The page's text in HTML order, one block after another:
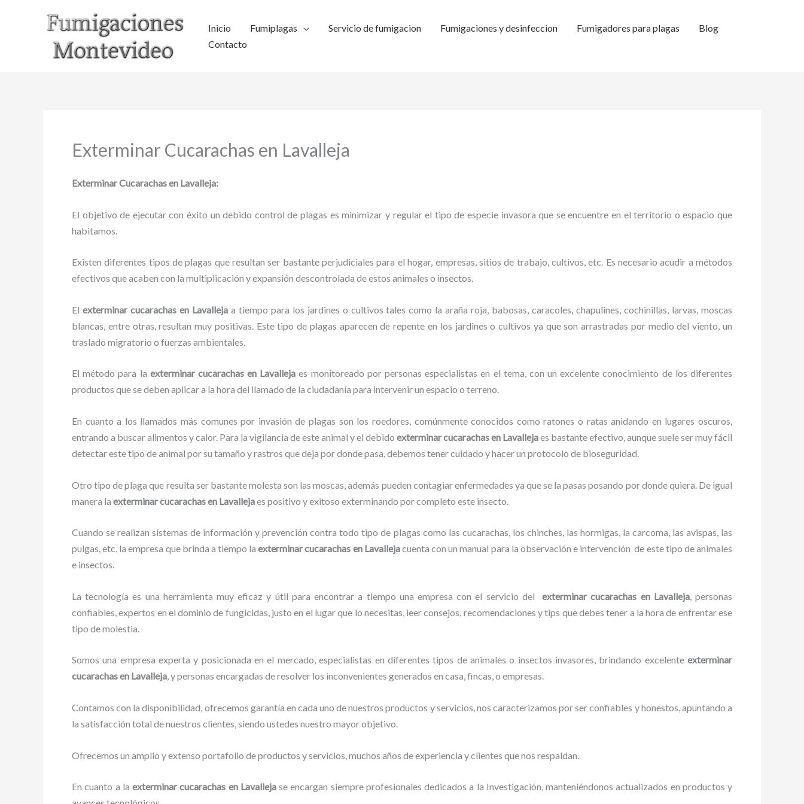
Inicio Fumiplagas Servicio de fumigacion Fumigaciones y desinfeccion Fumigadores para plagas
Blog
Contacto
Exterminar Cucarachas en Lavalleja
Exterminar Cucarachas en Lavalleja:
El objetivo de ejecutar con éxito un debido control de plagas es minimizar y regular el tipo de especie invasora que se encuentre en el territorio o espacio que
habitamos.
Existen diferentes tipos de plagas que resultan ser bastante perjudiciales para el hogar, empresas, sitios de trabajo, cultivos, etc. Es necesario acudir a métodos
efectivos que acaben con la multiplicación y expansión descontrolada de estos animales o insectos.
El exterminar cucarachas en Lavallejaa tiempo para los jardines o cultivos tales como la araña roja, babosas, caracoles, chapulines, cochinillas, larvas, moscas
blancas, entre otras, resultan muy positivas. Este tipo de plagas aparecen de repente en los jardines o cultivos ya que son arrastradas por medio del viento, un
traslado migratorio o fuerzas ambientales.
El método para la exterminar cucarachas en Lavalleja es monitoreado por personas especialistas en el tema, con un excelente conocimiento de los diferentes
productos que se deben aplicar a la hora del llamado de la ciudadanía para intervenir un espacio o terreno.
En cuanto a los llamados más comunes por invasión de plagas son los roedores, comúnmente conocidos como ratones o ratas anidando en lugares oscuros,
entrando a buscar alimentos y calor. Para la vigilancia de este animal y el debido exterminar cucarachas en Lavallejaes bastante efectivo, aunque suele ser muy fácil
detectar este tipo de animal por su tamaño y rastros que deja por donde pasa, debemos tener cuidado y hacer un protocolo de bioseguridad.
Otro tipo de plaga que resulta ser bastante molesta son las moscas, además pueden contagiar enfermedades ya que se la pasas posando por donde quiera. De igual
manera la exterminar cucarachas en Lavallejaes positivo y exitoso exterminando por completo este insecto.
Cuando se realizan sistemas de información y prevención contra todo tipo de plagas como las cucarachas, los chinches, las hormigas, la carcoma, las avispas, las
pulgas, etc, la empresa que brinda a tiempo laexterminar cucarachas en Lavallejacuenta con un manual para la observación e intervención de este tipo de animales
e insectos.
La tecnología es una herramienta muy eficaz y útil para encontrar a tiempo una empresa con el servicio delexterminar cucarachas en Lavalleja, personas
confiables, expertos en el dominio de fungicidas, justo en el lugar que lo necesitas, leer consejos, recomendaciones y tips que debes tener a la hora de enfrentar ese
tipo de molestia.
Somos una empresa experta y posicionada en el mercado, especialistas en diferentes tipos de animales o insectos invasores, brindando excelente exterminar
cucarachas en Lavalleja, y personas encargadas de resolver los inconvenientes generados en casa, fincas, o empresas.
Contamos con la disponibilidad, ofrecemos garantía en cada uno de nuestros productos y servicios, nos caracterizamos por ser confiables y honestos, apuntando a
la satisfacción total de nuestros clientes, siendo ustedes nuestro mayor objetivo.
Ofrecemos un amplio y extenso portafolio de productos y servicios, muchos años de experiencia y clientes que nos respaldan.
En cuanto a la exterminar cucarachas en Lavalleja se encargan siempre profesionales dedicados a la Investigación, manteniéndonos actualizados en productos y